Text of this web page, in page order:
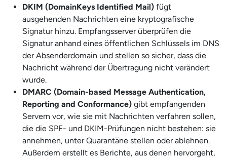
DKIM (DomainKeys Identified Mail) fügt
ausgehenden Nachrichten eine kryptografische
Signatur hinzu. Empfangsserver überprüfen die
Signatur anhand eines öffentlichen Schlüssels im DNS
der Absenderdomain und stellen so sicher, dass die
Nachricht während der Übertragung nicht verändert
wurde.
DMARC (Domain-based Message Authentication,
Reporting and Conformance) gibt empfangenden
Servern vor, wie sie mit Nachrichten verfahren sollen,
die die SPF- und DKIM-Prüfungen nicht bestehen: sie
annehmen, unter Quarantäne stellen oder ablehnen.
Außerdem erstellt es Berichte, aus denen hervorgeht,